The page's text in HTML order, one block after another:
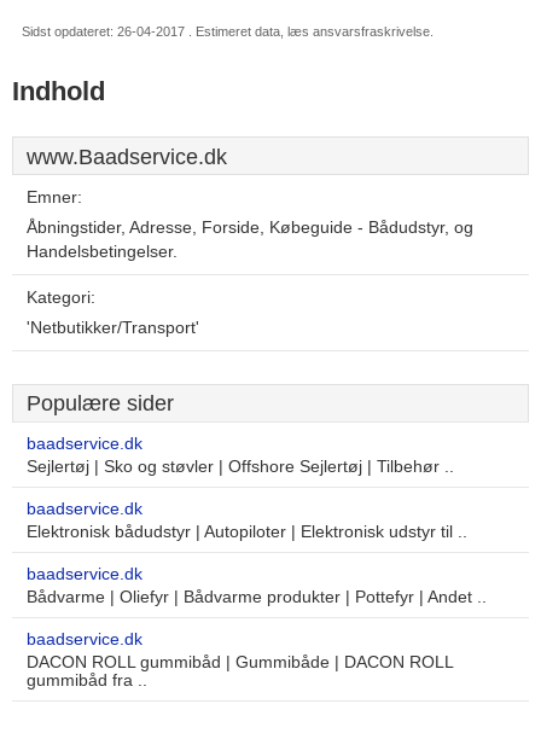
Sidst opdateret: 26-04-2017 . Estimeret data, læs ansvarsfraskrivelse.
Indhold
www.Baadservice.dk
Emner:
Åbningstider, Adresse, Forside, Købeguide - Bådudstyr, og
Handelsbetingelser.
Kategori:
'Netbutikker/Transport'
Populære sider
baadservice.dk
Sejlertøj | Sko og støvler | Offshore Sejlertøj | Tilbehør ..
baadservice.dk
Elektronisk bådudstyr | Autopiloter | Elektronisk udstyr til ..
baadservice.dk
Bådvarme | Oliefyr | Bådvarme produkter | Pottefyr | Andet ..
baadservice.dk
DACON ROLL gummibåd | Gummibåde | DACON ROLL
gummibåd fra ..